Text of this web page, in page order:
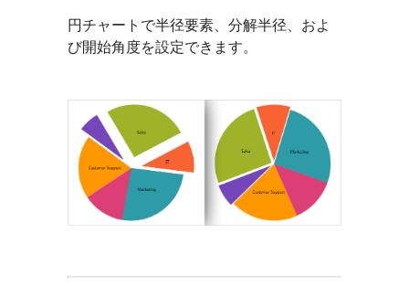
円チャートで半径要素、分解半径、およ
び開始角度を設定できます。